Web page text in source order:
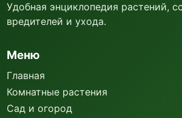
Удобная энциклопедия растений,
вредителей и ухода.
Меню
Главная
Комнатные растения
Сад и огород